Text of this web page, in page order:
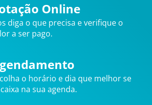
Online
diga o que precisa e verifique o
a ser pago.
o horário e dia que melhor se
na sua agenda.